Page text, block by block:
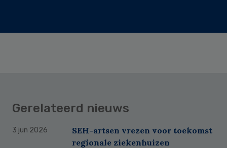
Gerelateerd nieuws
3 jun 2026
SEH-artsen vrezen voor toekomst
regionale ziekenhuizen